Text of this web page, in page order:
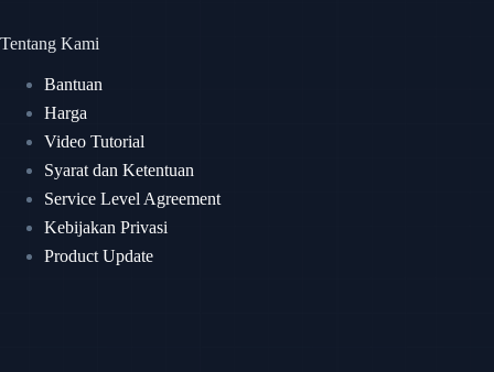
Tentang Kami
Bantuan
Harga
Video Tutorial
Syarat dan Ketentuan
Service Level Agreement
Kebijakan Privasi
Product Update